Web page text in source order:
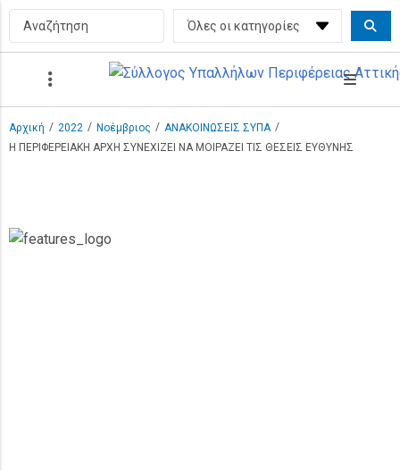
Αρχική / 2022 / Νοέμβριος / ΑΝΑΚΟΙΝΩΣΕΙΣ ΣΥΠΑ /
Η ΠΕΡΙΦΕΡΕΙΑΚΗ ΑΡΧΗ ΣΥΝΕΧΙΖΕΙ ΝΑ ΜΟΙΡΑΖΕΙ ΤΙΣ ΘΕΣΕΙΣ ΕΥΘΥΝΗΣ